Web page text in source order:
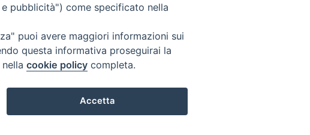
pubblicità") come specificato nella
puoi avere maggiori informazioni sui
questa informativa proseguirai la
cookie policy completa.
Accetta